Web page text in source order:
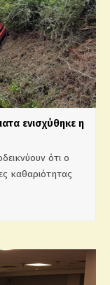
ενισχύθηκε η
ότι ο
καθαριότητας